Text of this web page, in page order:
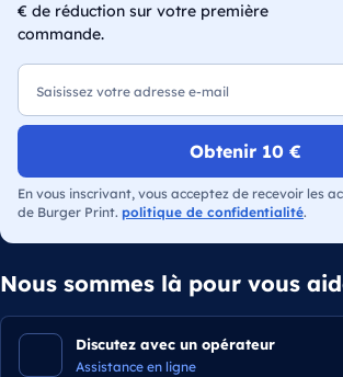
€ de réduction sur votre première
commande.
E-mail
Obtenir 10 €
En vous inscrivant, vous acceptez de recevoir les
de Burger Print. politique de confidentialité.
Nous sommes là pour vous
Discutez avec un opérateur
Assistance en ligne